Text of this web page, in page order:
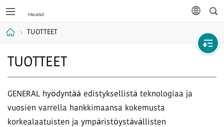
TUOTTEET
TUOTTEET
GENERAL hyödyntää edistyksellistä teknologiaa ja
vuosien varrella hankkimaansa kokemusta
korkealaatuisten ja ympäristöystävällisten